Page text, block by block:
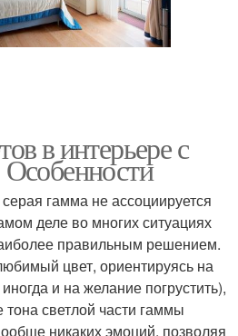
в интерьере с
гамма не ассоциируется
деле во многих ситуациях
правильным решением.
цвет, ориентируясь на
и на желание погрустить),
светлой части гаммы
никаких эмоций, позволяя